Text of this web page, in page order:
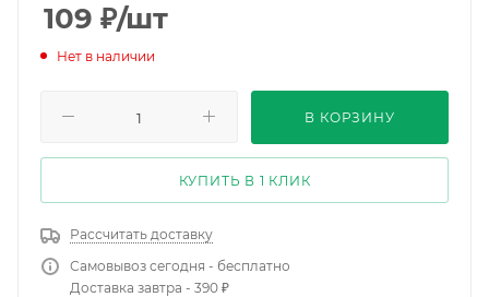
109 ₽/шт
Нет в наличии
В КОРЗИНУ
КУПИТЬ В 1 КЛИК
Рассчитать доставку
Самовывоз сегодня - бесплатно
Доставка завтра - 390 ₽